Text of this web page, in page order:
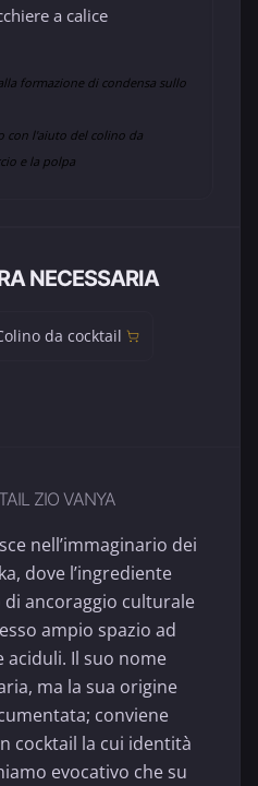
a calice
formazione di condensa sullo
con l'aiuto del colino da
e la polpa
NECESSARIA
da cocktail
ZIO VANYA
nell’immaginario dei
dove l’ingrediente
ancoraggio culturale
ampio spazio ad
Il suo nome
ma la sua origine
conviene
cocktail la cui identità
evocativo che su